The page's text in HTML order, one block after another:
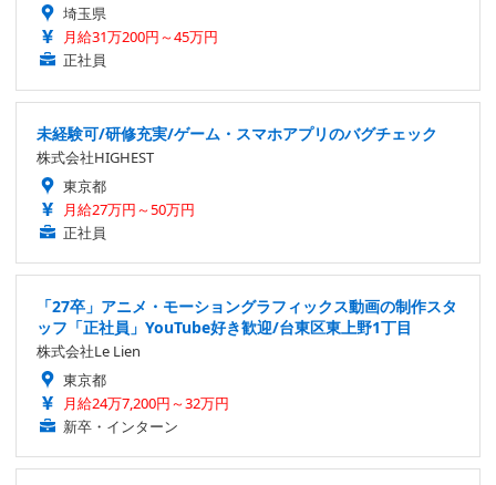
埼玉県
月給31万200円～45万円
正社員
未経験可/研修充実/ゲーム・スマホアプリのバグチェック
株式会社HIGHEST
東京都
月給27万円～50万円
正社員
「27卒」アニメ・モーショングラフィックス動画の制作スタ
ッフ「正社員」YouTube好き歓迎/台東区東上野1丁目
株式会社Le Lien
東京都
月給24万7,200円～32万円
新卒・インターン